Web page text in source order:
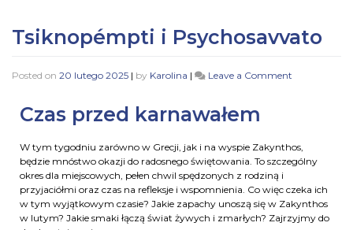
Tsiknopémpti i Psychosavvato
Posted on 20 lutego 2025 | by Karolina | Leave a Comment
Czas przed karnawałem
W tym tygodniu zarówno w Grecji, jak i na wyspie Zakynthos,
będzie mnóstwo okazji do radosnego świętowania. To szczególny
okres dla miejscowych, pełen chwil spędzonych z rodziną i
przyjaciółmi oraz czas na refleksje i wspomnienia. Co więc czeka ich
w tym wyjątkowym czasie? Jakie zapachy unoszą się w Zakynthos
w lutym? Jakie smaki łączą świat żywych i zmarłych? Zajrzyjmy do